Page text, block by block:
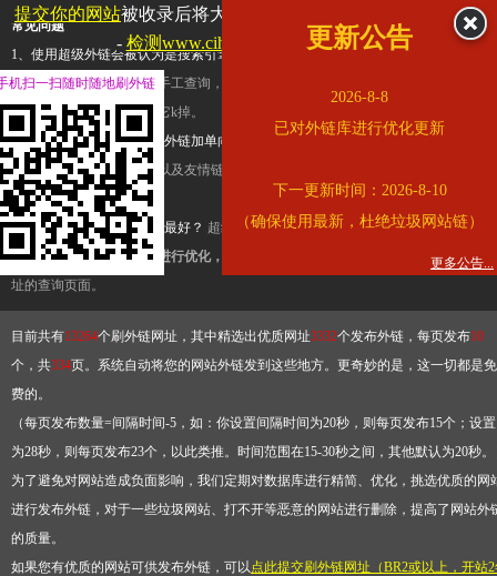
常见问题
1、使用超级外链会被认为是搜索引擎优化作弊吗？ 超级外链只是一个简便而集成
查询工具，模拟的是正常手工查询，不是作弊。如果是作弊，那您可以使用超级外
推广竞争对手的网址，让它k掉。
2、网站优化单纯依靠超级外链加单向链接可行吗？
链，需要结合普通的外链以及友情链接，您可以到站长论坛发布外链，到友情链接
台交换友情链接。
3、如何使用超级外链效果最好？ 超级外链不同于普通的外链，它是动态的链接，
有频繁使用超级外链工具进行优化，才能获得稳定的外链
，最终使搜索引擎收录带
址的查询页面。
目前共有13264个刷外链网址，其中精选出优质网址3332个发布外链，每页发布10
个，共334页。系统自动将您的网站外链发到这些地方。更奇妙的是，这一切都是免
费的。
（每页发布数量=间隔时间-5，如：你设置间隔时间为20秒，则每页发布15个；设置
为28秒，则每页发布23个，以此类推。时间范围在15-30秒之间，其他默认为20秒
为了避免对网站造成负面影响，我们定期对数据库进行精简、优化，挑选优质的网
进行发布外链，对于一些垃圾网站、打不开等恶意的网站进行删除，提高了网站外
的质量。
如果您有优质的网站可供发布外链，可以点此提交刷外链网址（BR2或以上，开站
提交你的网站被收录后将大幅提升流量和外链，
查看展示页面
- 检测www.cihai123.com是否收录
更新公告
2026-8-8
已对外链库进行优化更新
下一更新时间：2026-8-10
（确保使用最新，杜绝垃圾网站链）
更多公告...
机扫一扫随时随地刷外链